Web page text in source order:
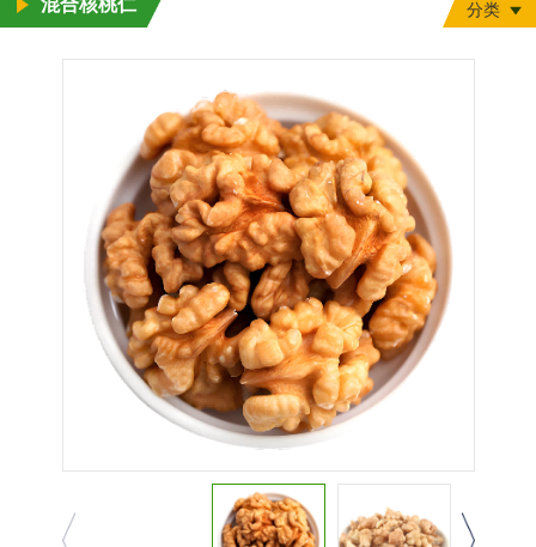
混合核桃仁 分类